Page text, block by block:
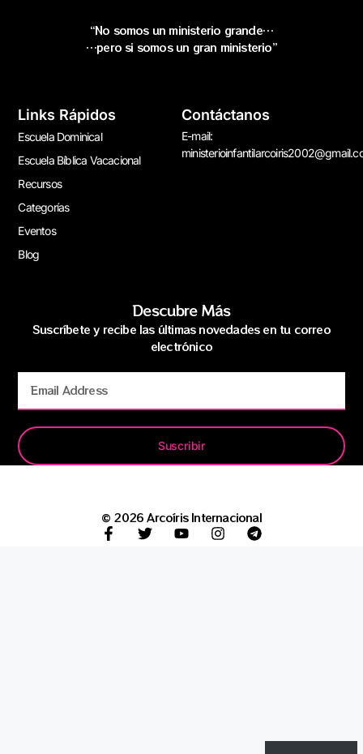
“No somos un ministerio grande…
…pero si somos un gran ministerio”
Links Rápidos
Escuela Dominical
Escuela Bíblica Vacacional
Recursos
Categorías
Eventos
Blog
Contáctanos
E-mail:
Descubre Más
Suscríbete y recibe las últimas novedades en tu correo
electrónico
Suscribir
© 2026 Arcoíris Internacional